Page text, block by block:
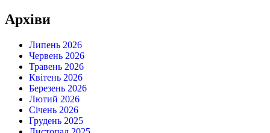
Архіви
Липень 2026
Червень 2026
Травень 2026
Квітень 2026
Березень 2026
Лютий 2026
Січень 2026
Грудень 2025